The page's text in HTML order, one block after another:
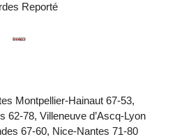
Reporté
Montpellier-Hainaut 67-53,
62-78, Villeneuve d’Ascq-Lyon
67-60, Nice-Nantes 71-80